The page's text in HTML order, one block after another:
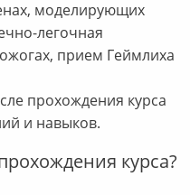
моделирующих
легочная
прием Геймлиха
прохождения курса
и навыков.
курса?